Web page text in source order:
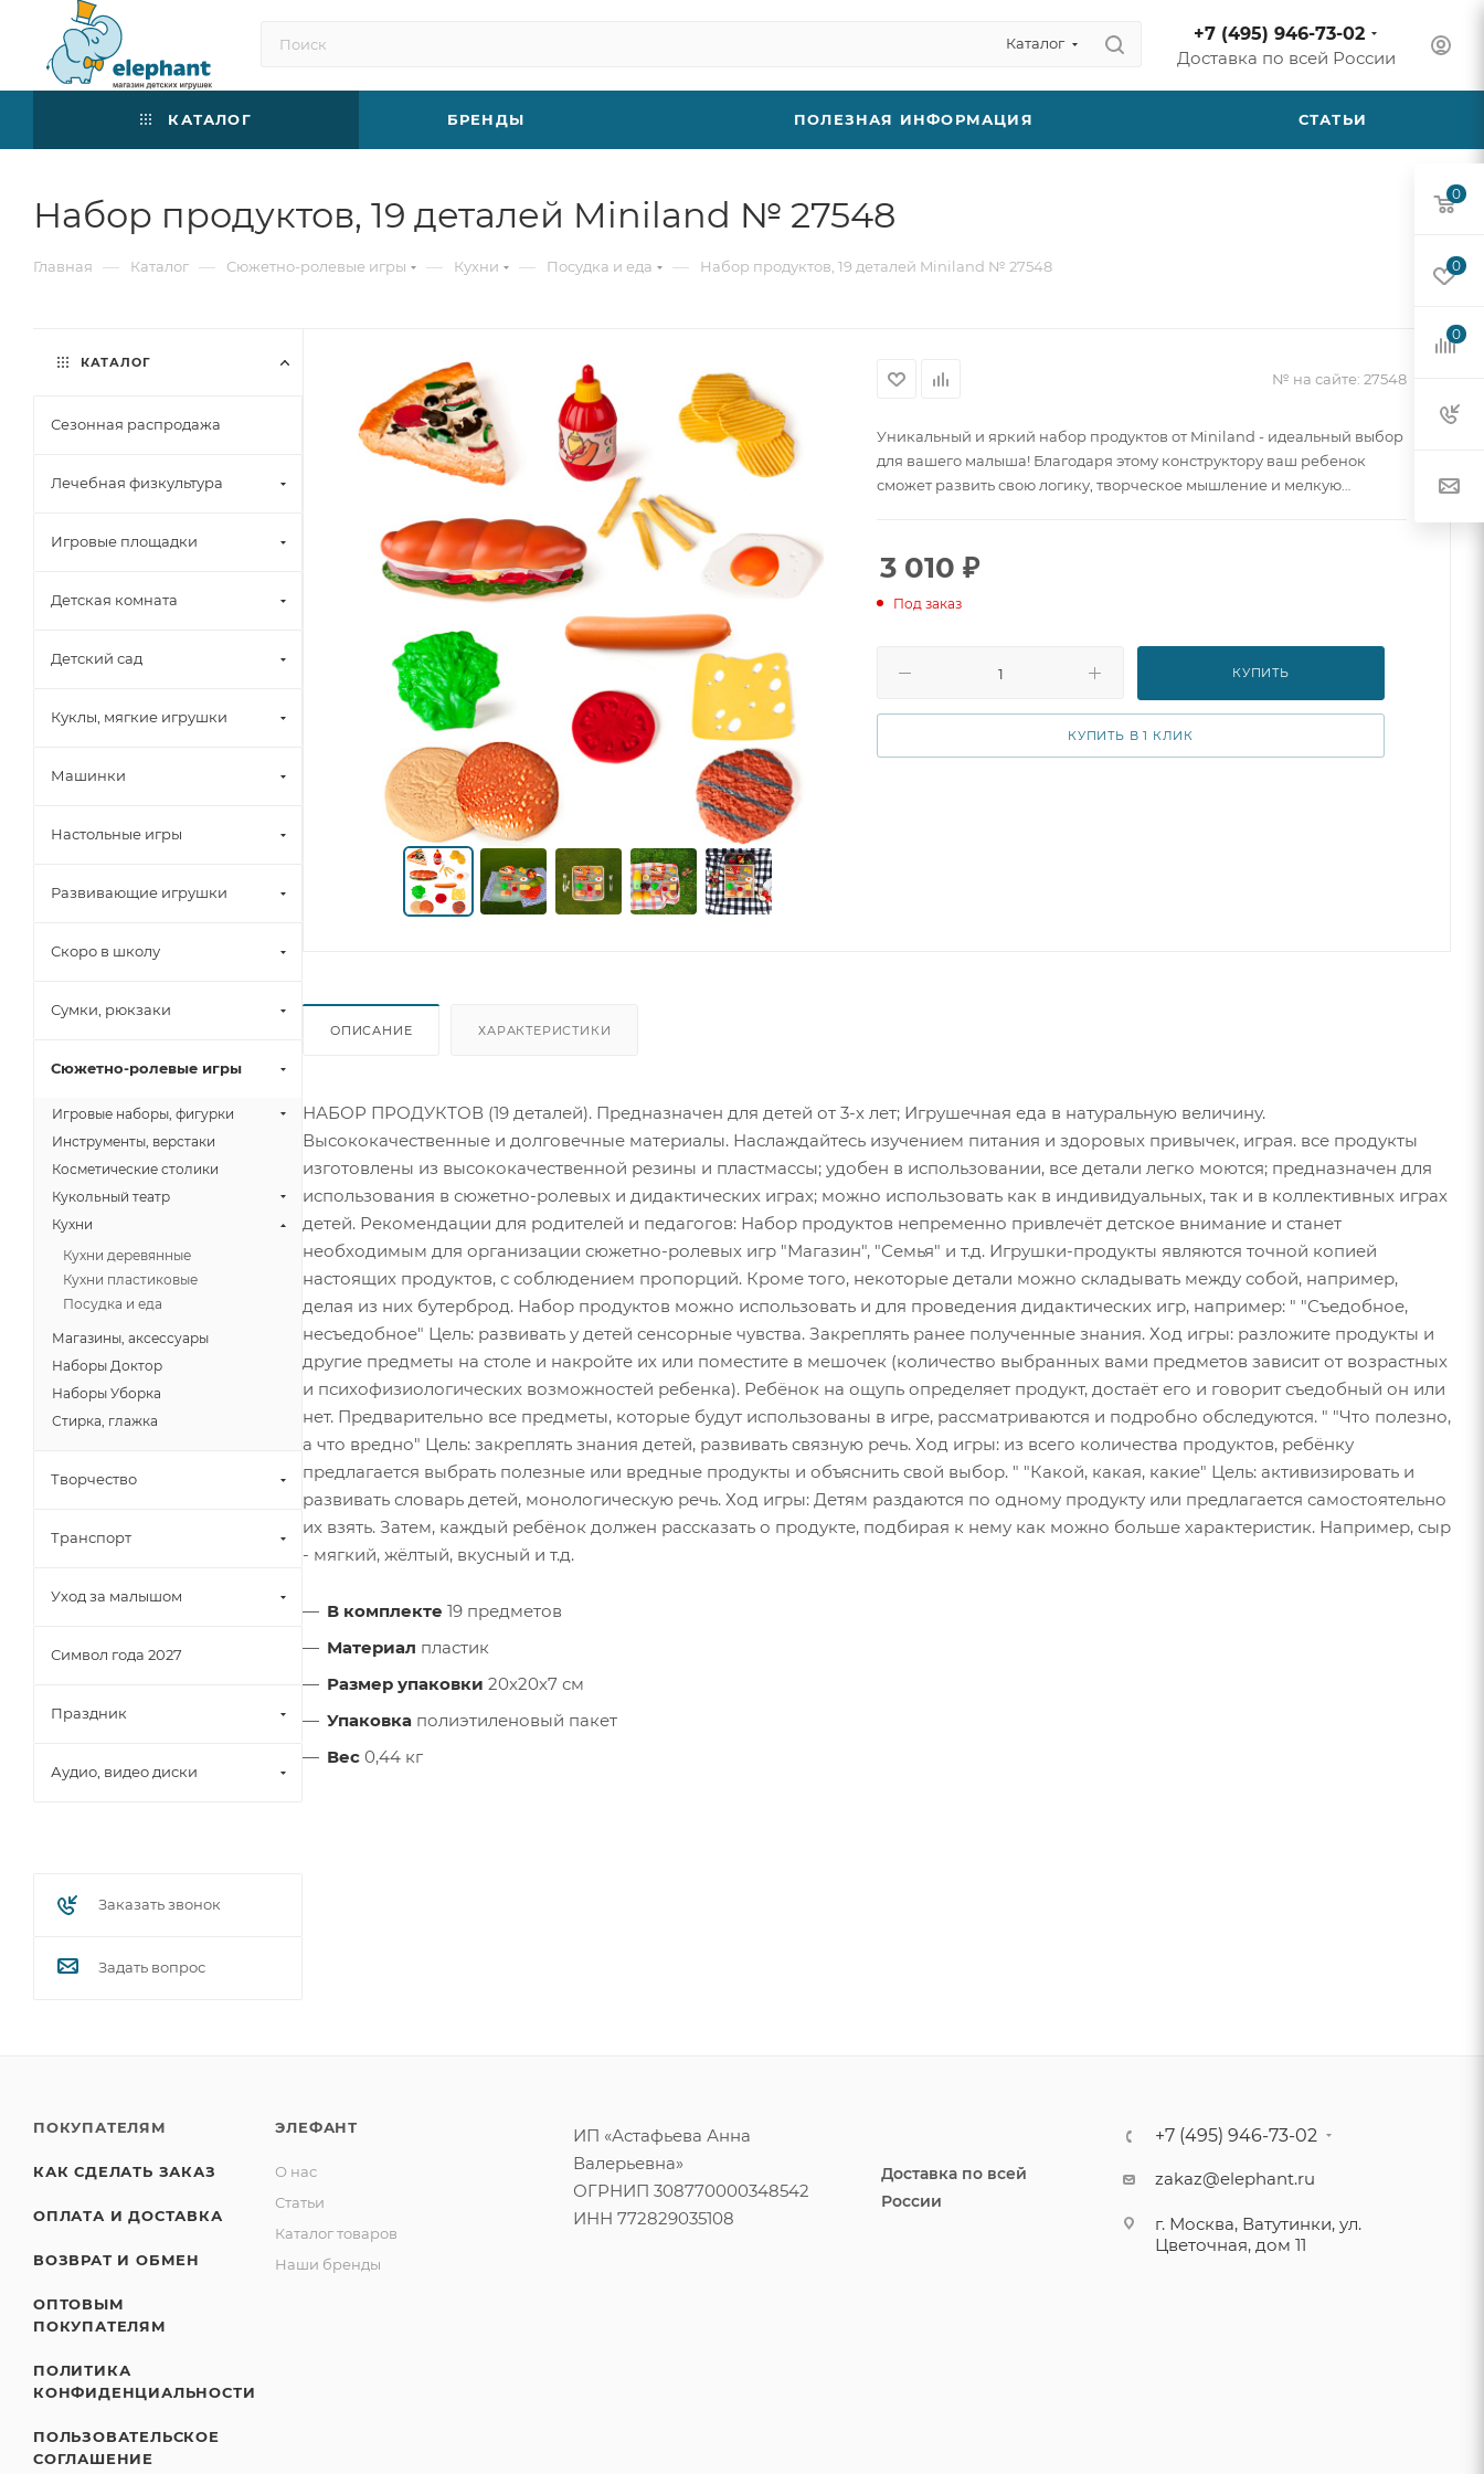
Каталог
+7 (495) 946-73-02
Доставка по всей России
КАТАЛОГ БРЕНДЫ ПОЛЕЗНАЯ ИНФОРМАЦИЯ СТАТЬИ
Набор продуктов, 19 деталей Miniland № 27548
Главная — Каталог — Сюжетно-ролевые игры — Кухни — Посудка и еда — Набор продуктов, 19 деталей Miniland № 27548
№ на сайте: 27548
Уникальный и яркий набор продуктов от Miniland - идеальный выбор
для вашего малыша! Благодаря этому конструктору ваш ребенок
сможет развить свою логику, творческое мышление и мелкую
использовании. Ваш малыш с удовольствием будет собирать и
разбирать эти детали, создавая свои уникальные конструкции.
3 010 ₽
Под заказ
КУПИТЬ
КУПИТЬ В 1 КЛИК
ОПИСАНИЕ ХАРАКТЕРИСТИКИ
НАБОР ПРОДУКТОВ (19 деталей). Предназначен для детей от 3-х лет; Игрушечная еда в натуральную величину.
Высококачественные и долговечные материалы. Наслаждайтесь изучением питания и здоровых привычек, играя. все продукты
изготовлены из высококачественной резины и пластмассы; удобен в использовании, все детали легко моются; предназначен для
использования в сюжетно-ролевых и дидактических играх; можно использовать как в индивидуальных, так и в коллективных играх
детей. Рекомендации для родителей и педагогов: Набор продуктов непременно привлечёт детское внимание и станет
необходимым для организации сюжетно-ролевых игр "Магазин", "Семья" и т.д. Игрушки-продукты являются точной копией
настоящих продуктов, с соблюдением пропорций. Кроме того, некоторые детали можно складывать между собой, например,
делая из них бутерброд. Набор продуктов можно использовать и для проведения дидактических игр, например: " "Съедобное,
несъедобное" Цель: развивать у детей сенсорные чувства. Закреплять ранее полученные знания. Ход игры: разложите продукты и
другие предметы на столе и накройте их или поместите в мешочек (количество выбранных вами предметов зависит от возрастных
и психофизиологических возможностей ребенка). Ребёнок на ощупь определяет продукт, достаёт его и говорит съедобный он или
нет. Предварительно все предметы, которые будут использованы в игре, рассматриваются и подробно обследуются. " "Что полезно,
а что вредно" Цель: закреплять знания детей, развивать связную речь. Ход игры: из всего количества продуктов, ребёнку
предлагается выбрать полезные или вредные продукты и объяснить свой выбор. " "Какой, какая, какие" Цель: активизировать и
развивать словарь детей, монологическую речь. Ход игры: Детям раздаются по одному продукту или предлагается самостоятельно
их взять. Затем, каждый ребёнок должен рассказать о продукте, подбирая к нему как можно больше характеристик. Например, сыр
- мягкий, жёлтый, вкусный и т.д.
В комплекте 19 предметов
Материал пластик
Размер упаковки 20х20х7 см
Упаковка полиэтиленовый пакет
Вес 0,44 кг
КАТАЛОГ
Сезонная распродажа
Лечебная физкультура
Игровые площадки
Детская комната
Детский сад
Куклы, мягкие игрушки
Машинки
Настольные игры
Развивающие игрушки
Скоро в школу
Сумки, рюкзаки
Сюжетно-ролевые игры
Игровые наборы, фигурки
Инструменты, верстаки
Косметические столики
Кукольный театр
Кухни
Кухни деревянные
Кухни пластиковые
Посудка и еда
Магазины, аксессуары
Наборы Доктор
Наборы Уборка
Стирка, глажка
Творчество
Транспорт
Уход за малышом
Символ года 2027
Праздник
Аудио, видео диски
Заказать звонок
Задать вопрос
ПОКУПАТЕЛЯМ
КАК СДЕЛАТЬ ЗАКАЗ
ОПЛАТА И ДОСТАВКА
ВОЗВРАТ И ОБМЕН
ОПТОВЫМ
ПОКУПАТЕЛЯМ
ПОЛИТИКА
КОНФИДЕНЦИАЛЬНОСТИ
ПОЛЬЗОВАТЕЛЬСКОЕ
СОГЛАШЕНИЕ
ЭЛЕФАНТ
О нас
Статьи
Каталог товаров
Наши бренды
ИП «Астафьева Анна
Валерьевна»
ОГРНИП 308770000348542
ИНН 772829035108
Доставка по всей
России
+7 (495) 946-73-02
zakaz@elephant.ru
г. Москва, Ватутинки, ул.
Цветочная, дом 11
0
0
0